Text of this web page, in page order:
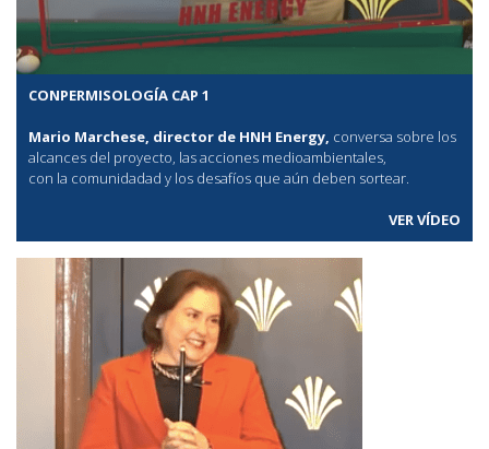
CONPERMISOLOGÍA CAP 1
Mario Marchese, director de HNH Energy, conversa sobre los
alcances del proyecto, las acciones medioambientales,
con la comunidadad y los desafíos que aún deben sortear.
VER VÍDEO